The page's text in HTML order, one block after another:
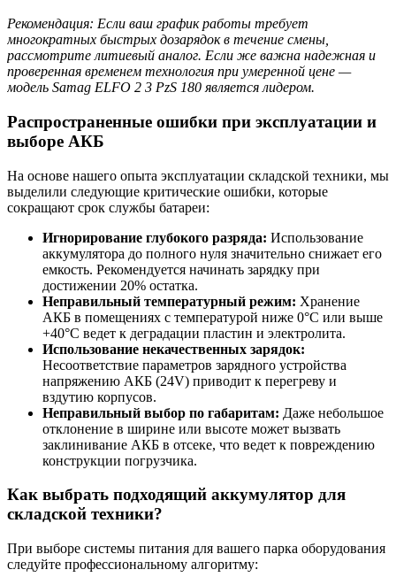
Рекомендация: Если ваш график работы требует
многократных быстрых дозарядок в течение смены,
рассмотрите литиевый аналог. Если же важна надежная и
проверенная временем технология при умеренной цене —
модель Samag ELFO 2 3 PzS 180 является лидером.
Распространенные ошибки при эксплуатации и
выборе АКБ
На основе нашего опыта эксплуатации складской техники, мы
выделили следующие критические ошибки, которые
сокращают срок службы батареи:
Игнорирование глубокого разряда: Использование
аккумулятора до полного нуля значительно снижает его
емкость. Рекомендуется начинать зарядку при
достижении 20% остатка.
Неправильный температурный режим: Хранение
АКБ в помещениях с температурой ниже 0°C или выше
+40°C ведет к деградации пластин и электролита.
Использование некачественных зарядок:
Несоответствие параметров зарядного устройства
напряжению АКБ (24V) приводит к перегреву и
вздутию корпусов.
Неправильный выбор по габаритам: Даже небольшое
отклонение в ширине или высоте может вызвать
заклинивание АКБ в отсеке, что ведет к повреждению
конструкции погрузчика.
Как выбрать подходящий аккумулятор для
складской техники?
При выборе системы питания для вашего парка оборудования
следуйте профессиональному алгоритму: